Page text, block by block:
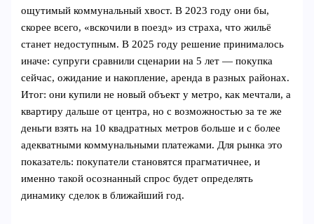
ощутимый коммунальный хвост. В 2023 году они бы,
скорее всего, «вскочили в поезд» из страха, что жильё
станет недоступным. В 2025 году решение принималось
иначе: супруги сравнили сценарии на 5 лет — покупка
сейчас, ожидание и накопление, аренда в разных районах.
Итог: они купили не новый объект у метро, как мечтали, а
квартиру дальше от центра, но с возможностью за те же
деньги взять на 10 квадратных метров больше и с более
адекватными коммунальными платежами. Для рынка это
показатель: покупатели становятся прагматичнее, и
именно такой осознанный спрос будет определять
динамику сделок в ближайший год.